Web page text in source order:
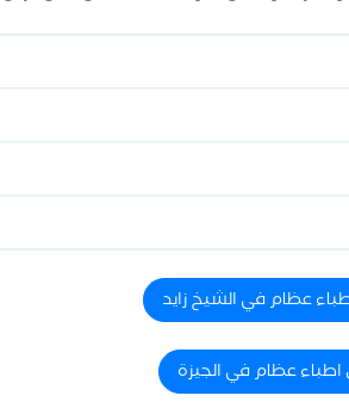
عظام في الشيخ زايد
اطباء عظام في الجيزة